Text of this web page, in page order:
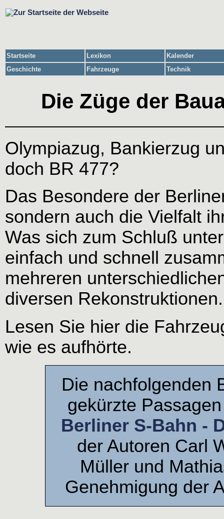
Startseite Lexikon
Kalender
Geschichte
Fahrzeuge Technik
Die Züge der
Olympiazug, Bankierzug
doch BR 477?
Das Besondere der
sondern auch die Vielfalt
Was sich zum Schluß
einfach und schnell
mehreren
diversen Rekonstruktionen.
Lesen Sie hier die
wie es aufhörte.
Die nachfolgenden
gekürzte
Berliner S-Bahn -
der Autoren Carl
Müller und
Genehmigung der